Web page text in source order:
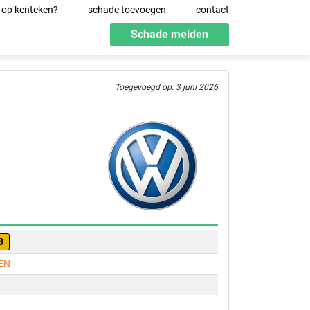
kenteken? schade toevoegen contact
Schade melden
Toegevoegd op: 3 juni 2026